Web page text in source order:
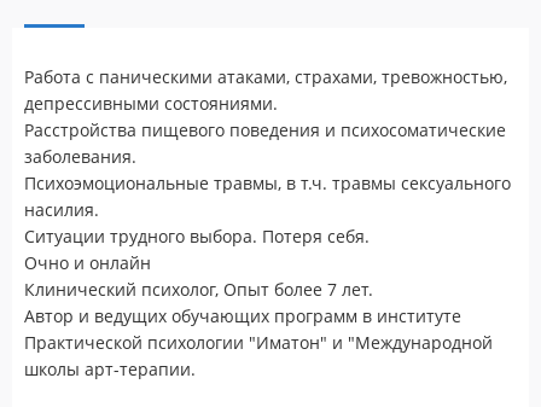
Работа с паническими атаками, страхами, тревожностью,
депрессивными состояниями.
Расстройства пищевого поведения и психосоматические
заболевания.
Психоэмоциональные травмы, в т.ч. травмы сексуального
насилия.
Ситуации трудного выбора. Потеря себя.
Очно и онлайн
Клинический психолог, Опыт более 7 лет.
Автор и ведущих обучающих программ в институте
Практической психологии "Иматон" и "Международной
школы арт-терапии.